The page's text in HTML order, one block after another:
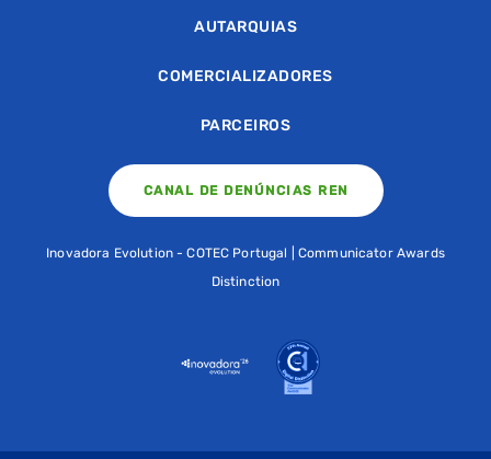
AUTARQUIAS
COMERCIALIZADORES
PARCEIROS
CANAL DE DENÚNCIAS REN
Inovadora Evolution - COTEC Portugal | Communicator Awards
Distinction